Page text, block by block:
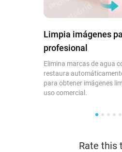
Limpia imágenes
profesional
Elimina marcas de agua
restaura
para obtener imágenes
uso comercial.
Rate this